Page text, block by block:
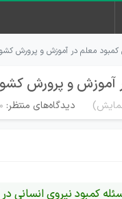
معلم در آموزش و پرورش
آموزش و پرورش
دیدگاه‌های منتظر: ۰ دیدگاه
کمبود نیروی انسانی